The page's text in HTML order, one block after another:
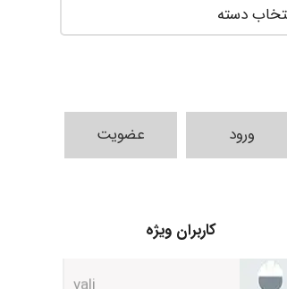
ورود عضویت
کاربران ویژه